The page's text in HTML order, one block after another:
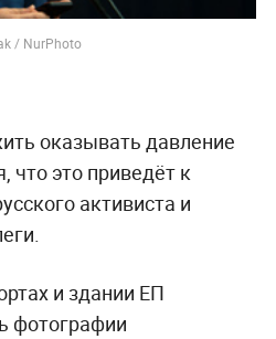
/ NurPhoto
оказывать давление
что это приведёт к
активиста и
и здании ЕП
фотографии